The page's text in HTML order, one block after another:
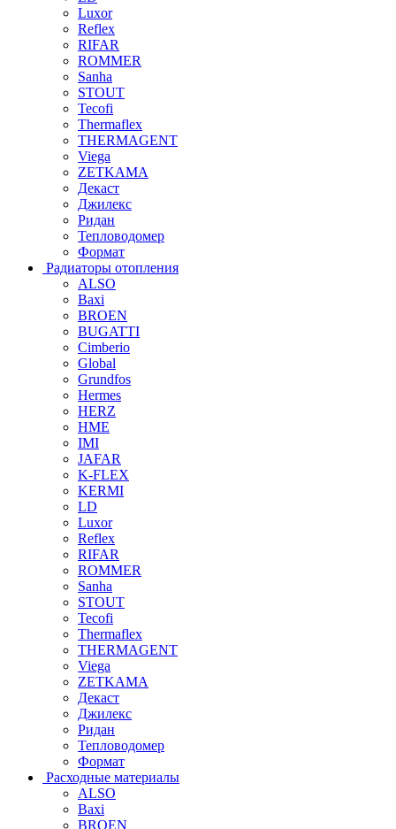
Luxor
Reflex
RIFAR
ROMMER
Sanha
STOUT
Tecofi
Thermaflex
THERMAGENT
Viega
ZETKAMA
Декаст
Джилекс
Ридан
Тепловодомер
Формат
Радиаторы отопления
ALSO
Baxi
BROEN
BUGATTI
Cimberio
Global
Grundfos
Hermes
HERZ
HME
IMI
JAFAR
K-FLEX
KERMI
LD
Luxor
Reflex
RIFAR
ROMMER
Sanha
STOUT
Tecofi
Thermaflex
THERMAGENT
Viega
ZETKAMA
Декаст
Джилекс
Ридан
Тепловодомер
Формат
Расходные материалы
ALSO
Baxi
BROEN